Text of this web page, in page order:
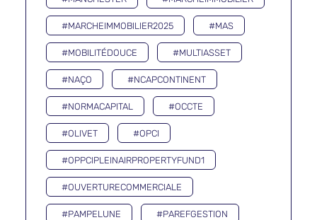
#MARCHEIMMOBILIER2025 #MAS
#MOBILITÉDOUCE #MULTIASSET
#NAÇO #NCAPCONTINENT
#NORMACAPITAL #OCCTE
#OLIVET #OPCI
#OPPCIPLEINAIRPROPERTYFUND1
#OUVERTURECOMMERCIALE
#PAMPELUNE #PAREFGESTION